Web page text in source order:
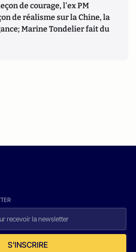
de courage, l'ex PM
de réalisme sur la Chine, la
Marine Tondelier fait du
S'INSCRIRE